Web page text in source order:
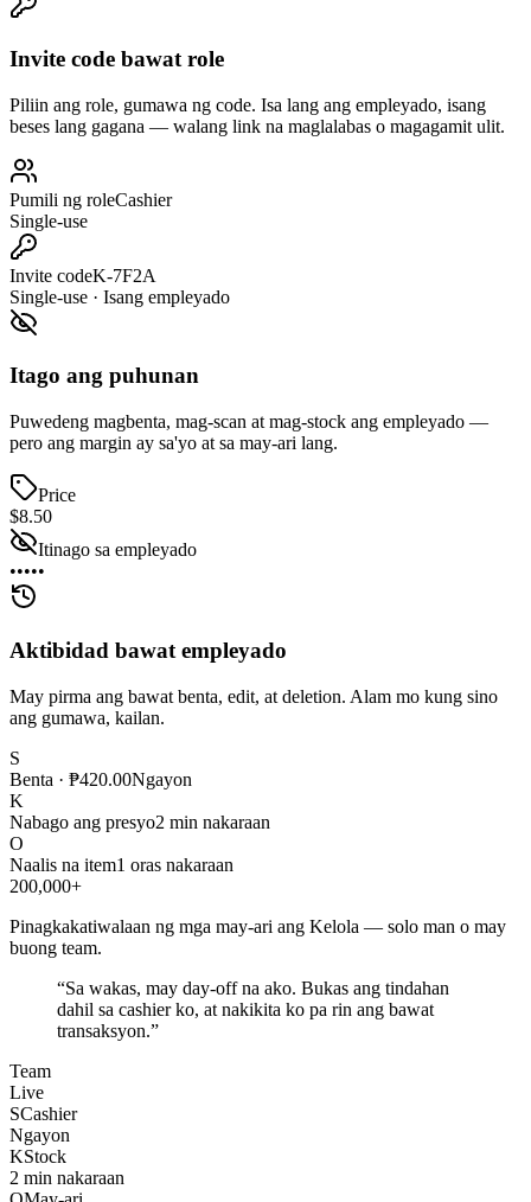
Invite code bawat role
Piliin ang role, gumawa ng code. Isa lang ang empleyado, isang
beses lang gagana — walang link na maglalabas o magagamit ulit.
Pumili ng roleCashier
Single-use
Invite codeK-7F2A
Single-use · Isang empleyado
Itago ang puhunan
Puwedeng magbenta, mag-scan at mag-stock ang empleyado —
pero ang margin ay sa'yo at sa may-ari lang.
Price
$8.50
Itinago sa empleyado
•••••
Aktibidad bawat empleyado
May pirma ang bawat benta, edit, at deletion. Alam mo kung sino
ang gumawa, kailan.
S
Benta · ₱420.00Ngayon
K
Nabago ang presyo2 min nakaraan
O
Naalis na item1 oras nakaraan
200,000+
Pinagkakatiwalaan ng mga may-ari ang Kelola — solo man o may
buong team.
“Sa wakas, may day-off na ako. Bukas ang tindahan
dahil sa cashier ko, at nakikita ko pa rin ang bawat
transaksyon.”
Team
Live
SCashier
Ngayon
KStock
2 min nakaraan